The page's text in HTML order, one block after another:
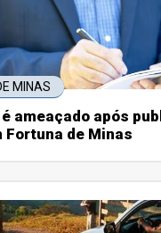
MINAS
ameaçado após
Fortuna de Minas